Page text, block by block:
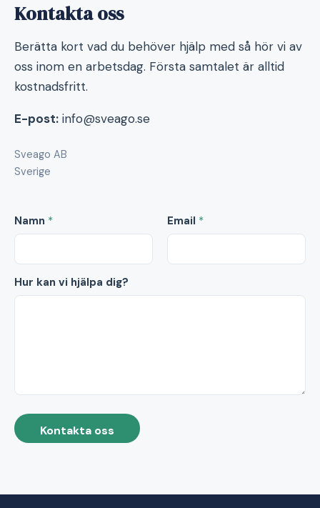
Kontakta oss
Berätta kort vad du behöver hjälp med så hör vi av
oss inom en arbetsdag. Första samtalet är alltid
kostnadsfritt.
E-post: info@sveago.se
Sveago AB
Sverige
Namn * Email *
Hur kan vi hjälpa dig?
Kontakta oss